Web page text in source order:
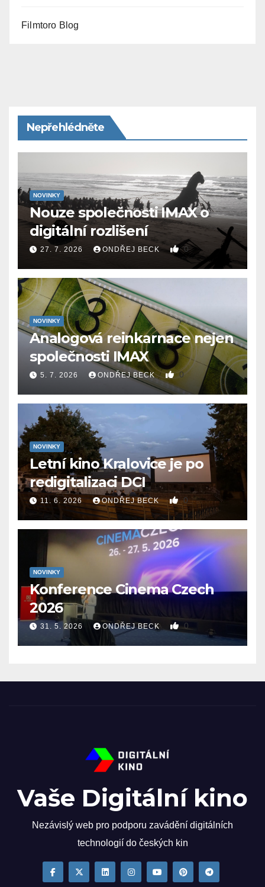
Filmtoro Blog
Nepřehlédněte
NOVINKY
Nouze společnosti IMAX o
digitální rozlišení
27. 7. 2026 ONDŘEJ BECK 0
NOVINKY
Analogová reinkarnace nejen
společnosti IMAX
5. 7. 2026 ONDŘEJ BECK 0
NOVINKY
Letní kino Kralovice je po
redigitalizaci DCI
11. 6. 2026 ONDŘEJ BECK 0
NOVINKY
Konference Cinema Czech
2026
31. 5. 2026 ONDŘEJ BECK 0
Vaše Digitální kino
Nezávislý web pro podporu zavádění digitálních
technologií do českých kin